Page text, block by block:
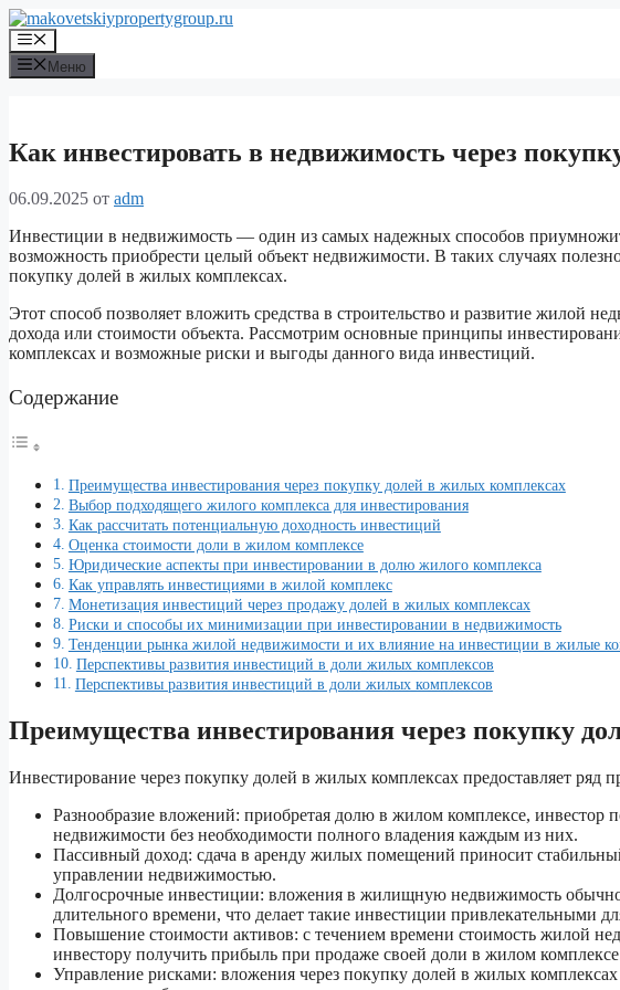
Перейти
к
содержимому
Меню
Меню
Как инвестировать в недвижимость через
06.09.2025 от adm
Инвестиции в недвижимость — один из самых надежных способов
возможность приобрести целый объект недвижимости. В таких случаях
покупку долей в жилых комплексах.
Этот способ позволяет вложить средства в строительство и развитие жилой
дохода или стоимости объекта. Рассмотрим основные принципы
комплексах и возможные риски и выгоды данного вида инвестиций.
Содержание
Преимущества инвестирования через покупку долей в жилых комплексах
Выбор подходящего жилого комплекса для инвестирования
Как рассчитать потенциальную доходность инвестиций
Оценка стоимости доли в жилом комплексе
Юридические аспекты при инвестировании в долю жилого комплекса
Как управлять инвестициями в жилой комплекс
Монетизация инвестиций через продажу долей в жилых комплексах
Риски и способы их минимизации при инвестировании в недвижимость
Тенденции рынка жилой недвижимости и их влияние на инвестиции в жилые
Перспективы развития инвестиций в доли жилых комплексов
Перспективы развития инвестиций в доли жилых комплексов
Преимущества инвестирования через покупку
Инвестирование через покупку долей в жилых комплексах предоставляет ряд
Разнообразие вложений: приобретая долю в жилом комплексе, инвестор
недвижимости без необходимости полного владения каждым из них.
Пассивный доход: сдача в аренду жилых помещений приносит
управлении недвижимостью.
Долгосрочные инвестиции: вложения в жилищную недвижимость
длительного времени, что делает такие инвестиции привлекательными
Повышение стоимости активов: с течением времени стоимость жилой
инвестору получить прибыль при продаже своей доли в жилом
Управление рисками: вложения через покупку долей в жилых